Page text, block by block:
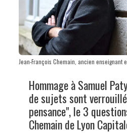
Jean-François Chemain, ancien enseignant
Hommage à Samuel
de sujets sont
pensance", le 3
Chemain de Lyon